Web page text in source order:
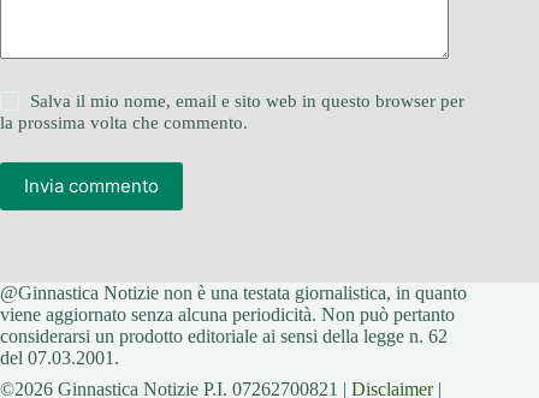
Salva il mio nome, email e sito web in questo browser per
la prossima volta che commento.
Invia commento
@Ginnastica Notizie non è una testata giornalistica, in quanto
viene aggiornato senza alcuna periodicità. Non può pertanto
considerarsi un prodotto editoriale ai sensi della legge n. 62
del 07.03.2001.
©2026 Ginnastica Notizie P.I. 07262700821 | Disclaimer|